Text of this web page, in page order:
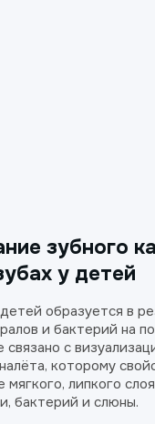
зубного
у детей
образуется в
и бактерий на
связано с
которому
мягкого, липкого
бактерий и слюны.